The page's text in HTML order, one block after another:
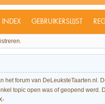
INDEX GEBRUIKERSLIJST
het forum van
topic open was of geopend